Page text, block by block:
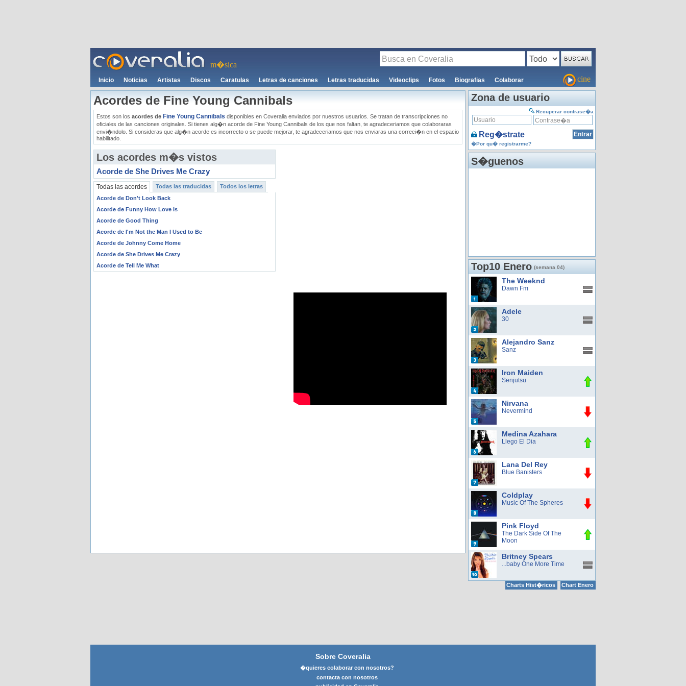
m�sica
Inicio Noticias Artistas Discos Caratulas Letras de canciones Letras traducidas Videoclips Fotos Biografias Colaborar cine
Acordes de Fine Young Cannibals
Estos son los acordes de Fine Young Cannibals disponibles en Coveralia enviados por nuestros usuarios. Se tratan de transcripciones no
oficiales de las canciones originales. Si tienes alg�n acorde de Fine Young Cannibals de los que nos faltan, te agradeceriamos que colaboraras
envi�ndolo. Si consideras que alg�n acorde es incorrecto o se puede mejorar, te agradeceriamos que nos enviaras una correci�n en el espacio
habilitado.
Los acordes m�s vistos
Acorde de She Drives Me Crazy
Todas las acordes Todas las traducidas
Todos los letras
Acorde de Don't Look Back
Acorde de Funny How Love Is
Acorde de Good Thing
Acorde de I'm Not the Man I Used to Be
Acorde de Johnny Come Home
Acorde de She Drives Me Crazy
Acorde de Tell Me What
Zona de usuario
Recuperar contrase�a
Reg�strate
�Por qu� registrarme?
S�guenos
Top10 Enero (semana 04)
The Weeknd
Dawn Fm
Adele
30
Alejandro Sanz
Sanz
Iron Maiden
Senjutsu
Nirvana
Nevermind
Medina Azahara
Llego El Dia
Lana Del Rey
Blue Banisters
Coldplay
Music Of The Spheres
Pink Floyd
The Dark Side Of The
Moon
Britney Spears
...baby One More Time
Charts Hist�ricos Chart Enero
Sobre Coveralia
�quieres colaborar con nosotros?
contacta con nosotros